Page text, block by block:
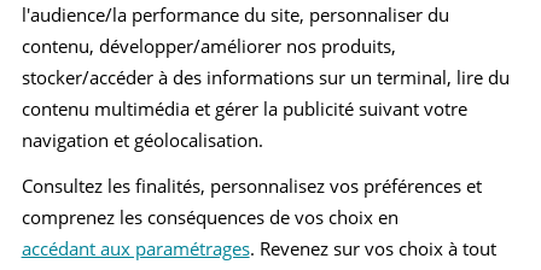
Recherche d'un véhicule
Comparer deux véhicules
l'audience/la performance du site, personnaliser du
contenu, développer/améliorer nos produits,
stocker/accéder à des informations sur un terminal, lire du
contenu multimédia et gérer la publicité suivant votre
navigation et géolocalisation.
Consultez les finalités, personnalisez vos préférences et
comprenez les conséquences de vos choix en
accédant aux paramétrages. Revenez sur vos choix à tout